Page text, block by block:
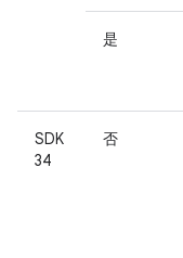
是
SDK
34
否